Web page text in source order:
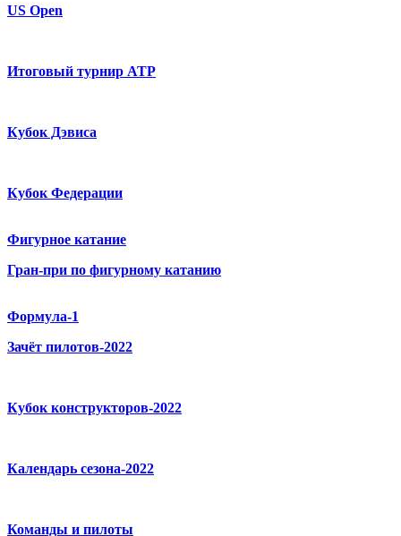
US Open
Итоговый турнир ATP
Кубок Дэвиса
Кубок Федерации
Фигурное катание
Гран-при по фигурному катанию
Формула-1
Зачёт пилотов-2022
Кубок конструкторов-2022
Календарь сезона-2022
Команды и пилоты